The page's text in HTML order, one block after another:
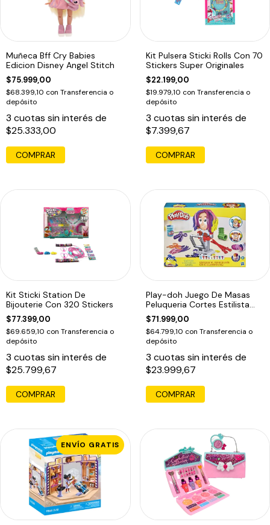
Muñeca Bff Cry Babies
Edicion Disney Angel Stitch
$75.999,00
$68.399,10 con Transferencia o
depósito
3 cuotas sin interés de
$25.333,00
COMPRAR
Kit Pulsera Sticki Rolls Con 70
Stickers Super Originales
$22.199,00
$19.979,10 con Transferencia o
depósito
3 cuotas sin interés de
$7.399,67
Kit Sticki Station De
Bijouterie Con 320 Stickers
$77.399,00
$69.659,10 con Transferencia o
depósito
3 cuotas sin interés de
$25.799,67
Play-doh Juego De Masas
Peluqueria Cortes Estilista
F1260
$71.999,00
$64.799,10 con Transferencia o
depósito
3 cuotas sin interés de
$23.999,67
COMPRAR
ENVÍO GRATIS